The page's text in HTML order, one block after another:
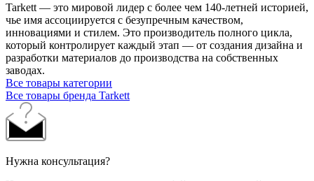
Tarkett — это мировой лидер с более чем 140-летней историей,
чье имя ассоциируется с безупречным качеством,
инновациями и стилем. Это производитель полного цикла,
который контролирует каждый этап — от создания дизайна и
разработки материалов до производства на собственных
заводах.
Все товары категории
Все товары бренда Tarkett
Нужна консультация?